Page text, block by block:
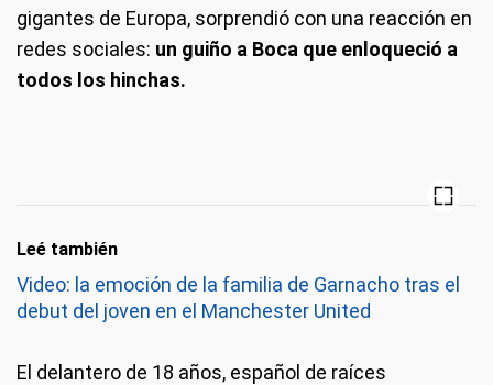
gigantes de Europa, sorprendió con una reacción en
redes sociales: un guiño a Boca que enloqueció a
todos los hinchas.
Leé también
Video: la emoción de la familia de Garnacho tras el
debut del joven en el Manchester United
El delantero de 18 años, español de raíces